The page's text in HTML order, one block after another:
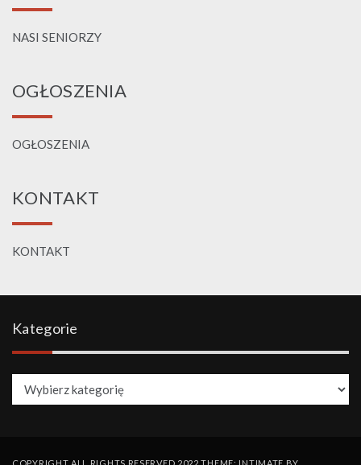
NASI SENIORZY
OGŁOSZENIA
OGŁOSZENIA
KONTAKT
KONTAKT
Kategorie